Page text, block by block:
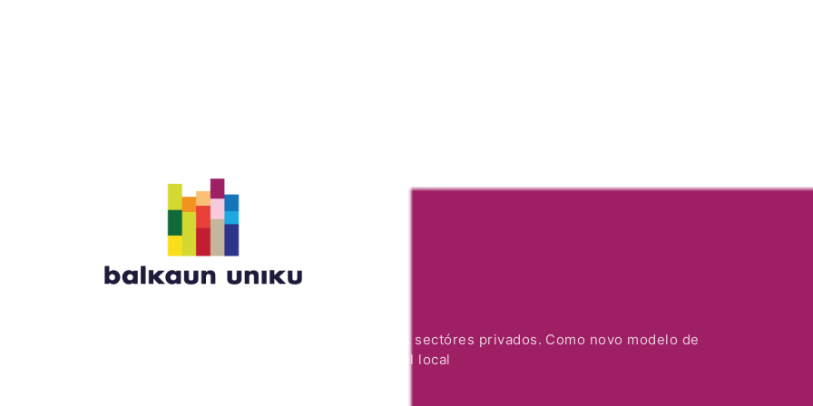
informações e serviços públicos para os cidadãos e para os sectóres privados. Como novo modelo de
que oferece atenção personalizada no espaço físico a nível local